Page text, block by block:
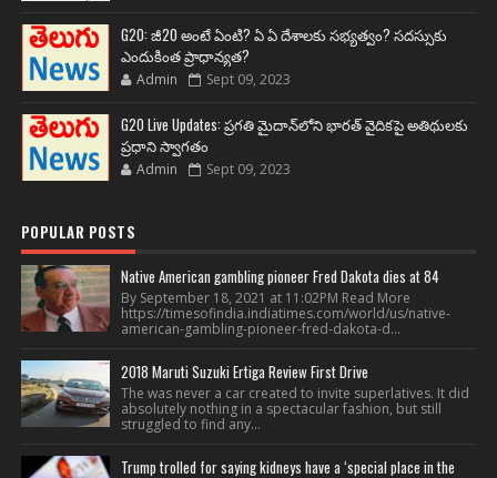
G20: జీ20 అంటే ఏంటి? ఏ ఏ దేశాలకు సభ్యత్వం? సదస్సుకు
ఎందుకింత ప్రాధాన్యత?
Admin Sept 09, 2023
G20 Live Updates: ప్రగతి మైదాన్‌లోని భారత్ వైదికపై అతిథులకు
ప్రధాని స్వాగతం
Admin Sept 09, 2023
POPULAR POSTS
Native American gambling pioneer Fred Dakota dies at 84
By September 18, 2021 at 11:02PM Read More
https://timesofindia.indiatimes.com/world/us/native-
american-gambling-pioneer-fred-dakota-d...
2018 Maruti Suzuki Ertiga Review First Drive
The was never a car created to invite superlatives. It did
absolutely nothing in a spectacular fashion, but still
struggled to find any...
Trump trolled for saying kidneys have a ‘special place in the